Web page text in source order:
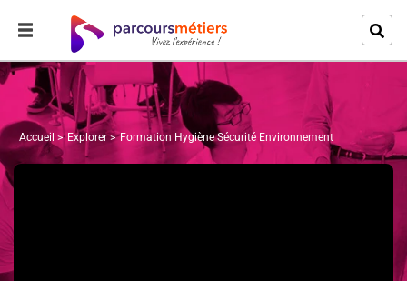
Accueil Explorer Formation Hygiène Sécurité Environnement